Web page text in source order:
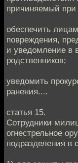
причиняемый
обеспечить
повреждения,
и уведомление в
родственников;
уведомить
ранения....
статья 15.
Сотрудники
огнестрельное
подразделения в